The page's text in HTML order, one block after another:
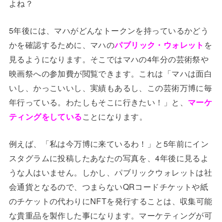
よね？
5年後には、マハがどんなトークンを持っているかどう
かを確認するために、マハのパブリック・ウォレット を
見るようになります。そこではマハの4年分の芸術祭や
映画祭への参加費が閲覧できます。これは「マハは面白
いし、かっこいいし、実績もあるし、この芸術万博に毎
年行っている。わたしもそこに行きたい！」と、 マーケ
ティングをしていることになります。
例えば、「私は今万博に来ているわ！」と5年前にイン
スタグラムに投稿したあなたの写真を、4年後に見るよ
うな人はいません。しかし、パブリックウォレットは社
会通貨となるので、つまらないQRコードチケットや紙
のチケットの代わりにNFTを発行することは、収集可能
な貴重品を製作した事になります。マーケティングが可